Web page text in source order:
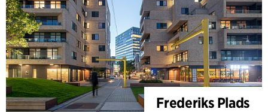
Frederiks Plads